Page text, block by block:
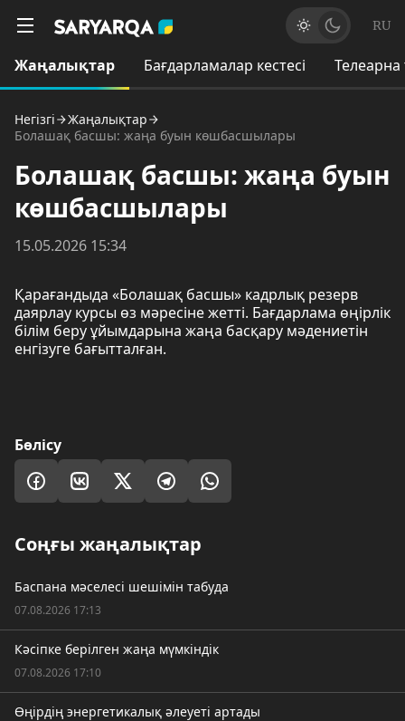
RU
Жаңалықтар Бағдарламалар кестесі
Негізгі
Жаңалықтар
Болашақ басшы: жаңа буын көшбасшылары
Болашақ басшы: жаңа буын
көшбасшылары
15.05.2026 15:34
Қарағандыда «Болашақ басшы» кадрлық резерв
даярлау курсы өз мәресіне жетті. Бағдарлама өңірлік
білім беру ұйымдарына жаңа басқару мәдениетін
енгізуге бағытталған.
Бөлісу
Соңғы жаңалықтар
Баспана мәселесі шешімін табуда
07.08.2026 17:13
Кәсіпке берілген жаңа мүмкіндік
07.08.2026 17:10
Өңірдің энергетикалық әлеуеті артады